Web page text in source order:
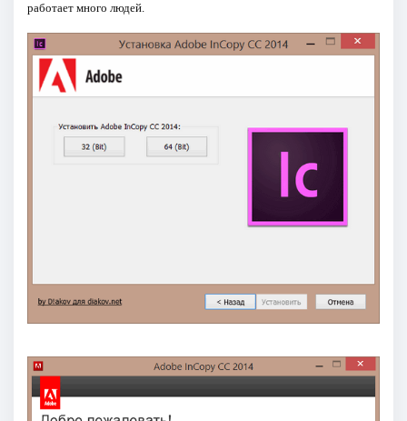
работает много людей.